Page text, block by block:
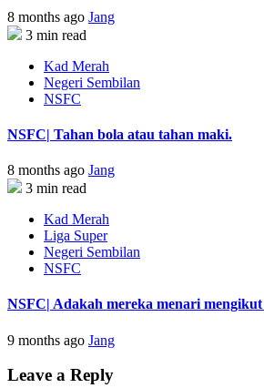
8 months ago Jang
3 min read
Kad Merah
Negeri Sembilan
NSFC
NSFC| Tahan bola atau tahan maki.
8 months ago Jang
3 min read
Kad Merah
Liga Super
Negeri Sembilan
NSFC
NSFC| Adakah mereka menari
9 months ago Jang
Leave a Reply